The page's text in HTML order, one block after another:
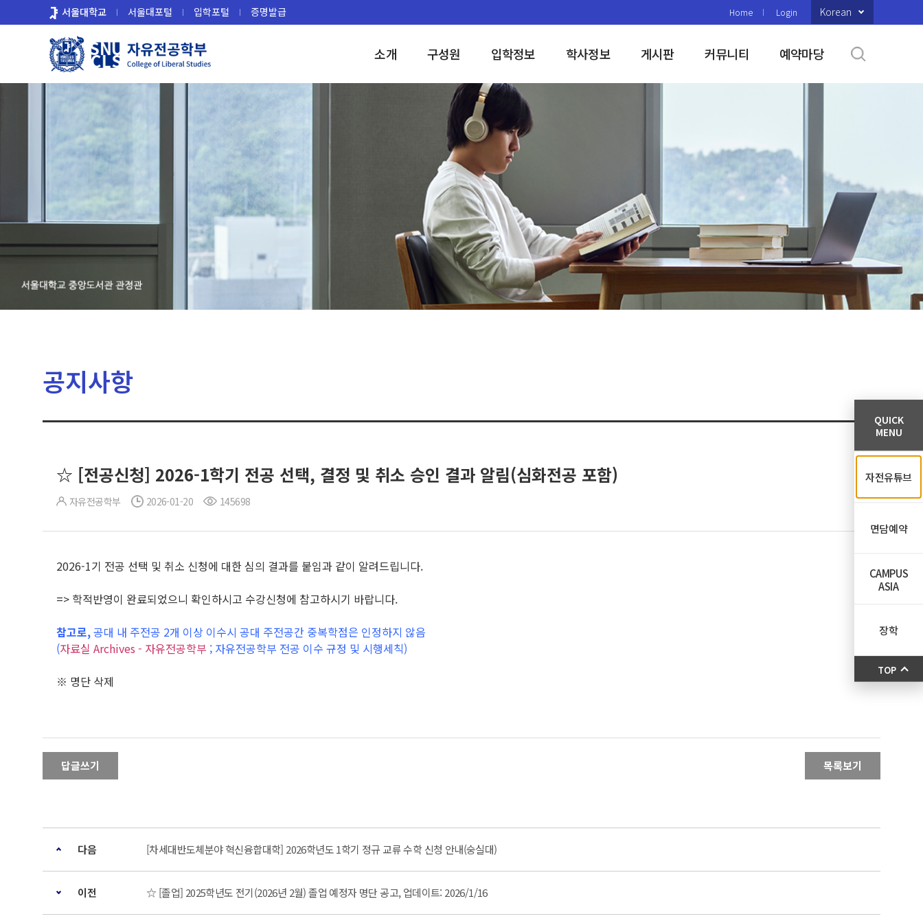
로
서울대학교 서울대포털 입학포털 증명발급 Home Login Korean
소개 구성원 입학정보 학사정보 게시판 커뮤니티 예약마당
공지사항
☆ [전공신청] 2026-1학기 전공 선택, 결정 및 취소 승인 결과 알림(심화전공 포함)
자유전공학부 2026-01-20 145698
2026-1기 전공 선택 및 취소 신청에 대한 심의 결과를 붙임과 같이 알려드립니다.
=> 학적반영이 완료되었으니 확인하시고 수강신청에 참고하시기 바랍니다.
참고로,공대 내 주전공 2개 이상 이수시 공대 주전공간 중복학점은 인정하지 않음
(자료실 Archives - 자유전공학부 ; 자유전공학부 전공 이수 규정 및 시행세칙)
※ 명단 삭제
답글쓰기 목록보기
다음 [차세대반도체분야 혁신융합대학] 2026학년도 1학기 정규 교류 수학 신청 안내(숭실대)
이전 ☆ [졸업] 2025학년도 전기(2026년 2월) 졸업 예정자 명단 공고, 업데이트: 2026/1/16
QUICK
MENU
자전유튜브
면담예약
CAMPUS
ASIA
장학
TOP